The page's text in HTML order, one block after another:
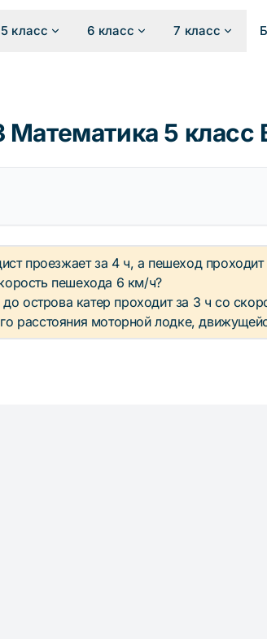
5 класс 6 класс 7 класс
Математика 5 класс
проезжает за 4 ч, а пешеход
пешехода 6 км/ч?
до острова катер проходит за 3 ч со
расстояния моторной лодке,